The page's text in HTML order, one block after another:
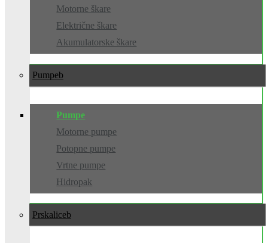
Motorne škare
Električne škare
Akumulatorske škare
Pumpe
Pumpe
Motorne pumpe
Potopne pumpe
Vrtne pumpe
Hidropak
Prskalice